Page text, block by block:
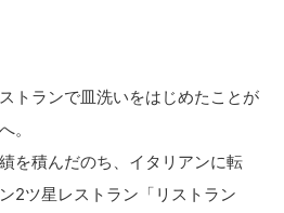
トランで皿洗いをはじめたことが
。
を積んだのち、イタリアンに転
2ツ星レストラン「リストラン